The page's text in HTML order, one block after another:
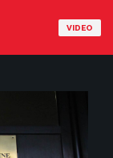
VIDEO